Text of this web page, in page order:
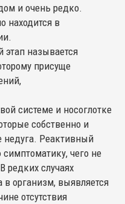
и очень редко.
находится в
называется
присуще
системе и носоглотке
собственно и
недуга. Реактивный
симптоматику, чего не
редких случаях
в организм, выявляется
отсутствия